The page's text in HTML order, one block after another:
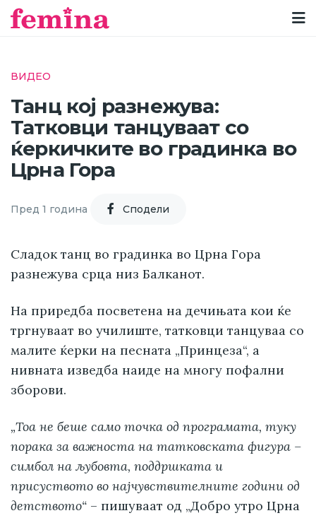
ВИДЕО
Танц кој разнежува:
Татковци танцуваат со
ќеркичките во градинка во
Црна Гора
Пред 1 година Cподели
Сладок танц во градинка во Црна Гора
разнежува срца низ Балканот.
На приредба посветена на дечињата кои ќе
тргнуваат во училиште, татковци танцуваа со
малите ќерки на песната „Принцеза“, а
нивната изведба наиде на многу пофални
зборови.
„Тоа не беше само точка од програмата, туку
порака за важноста на татковската фигура –
симбол на љубовта, поддршката и
присуството во најчувствителните години од
детството“ – пишуваат од „Добро утро Црна